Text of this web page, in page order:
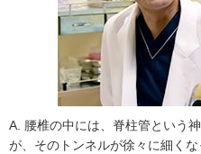
A. 腰椎の中には、脊柱管という
が、そのトンネルが徐々に細く